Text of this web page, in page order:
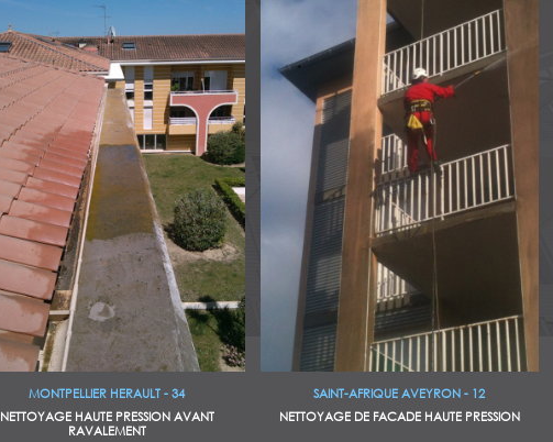
MONTPELLIER HERAULT - 34
NETTOYAGE HAUTE PRESSION AVANT
RAVALEMENT
SAINT-AFRIQUE AVEYRON - 12
NETTOYAGE DE FACADE HAUTE PRESSION